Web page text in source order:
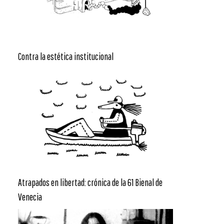
Contra la estética institucional
Atrapados en libertad: crónica de la 61 Bienal de
Venecia